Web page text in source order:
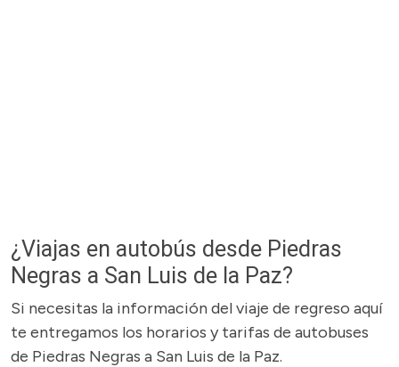
¿Viajas en autobús desde Piedras
Negras a San Luis de la Paz?
Si necesitas la información del viaje de regreso aquí
te entregamos los horarios y tarifas de autobuses
de Piedras Negras a San Luis de la Paz.